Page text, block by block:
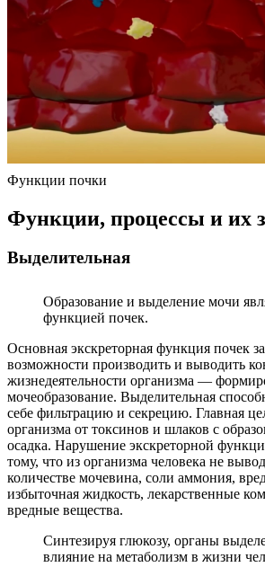
Функции почки
Функции, процессы и их
Выделительная
Образование и выделение мочи
функцией почек.
Основная экскреторная функция почек
возможности производить и выводить
жизнедеятельности организма —
мочеобразование. Выделительная
себе фильтрацию и секрецию. Главная
организма от токсинов и шлаков с
осадка. Нарушение экскреторной
тому, что из организма человека не
количестве мочевина, соли аммония,
избыточная жидкость, лекарственные
вредные вещества.
Синтезируя глюкозу, органы
влияние на метаболизм в жизни